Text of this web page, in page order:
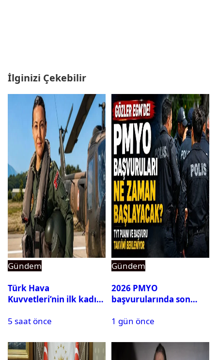
İlginizi Çekebilir
Gündem
Türk Hava
Kuvvetleri’nin ilk kadın
Karapınar hakkında
ortaya çıktı
5 saat önce
Gündem
2026 PMYO
başvurularında son
1 gün önce